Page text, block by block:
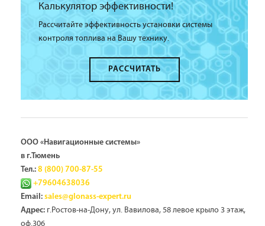
Калькулятор эффективности!
Рассчитайте эффективность установки системы
контроля топлива на Вашу технику.
РАССЧИТАТЬ
ООО «Навигационные системы»
в г.Тюмень
Тел.: 8 (800) 700-87-55
+79604638036
Email: sales@glonass-expert.ru
Адрес: г.Ростов-на-Дону, ул. Вавилова, 58 левое крыло 3 этаж,
оф.306